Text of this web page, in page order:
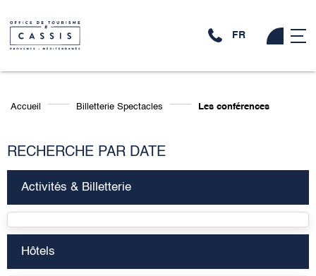
FR
Accueil Billetterie Spectacles Les conférences
RECHERCHE PAR DATE
Activités & Billetterie
Hôtels